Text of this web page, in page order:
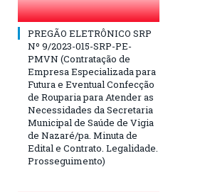
PREGÃO ELETRÔNICO SRP
Nº 9/2023-015-SRP-PE-
PMVN (Contratação de
Empresa Especializada para
Futura e Eventual Confecção
de Rouparia para Atender as
Necessidades da Secretaria
Municipal de Saúde de Vigia
de Nazaré/pa. Minuta de
Edital e Contrato. Legalidade.
Prosseguimento)